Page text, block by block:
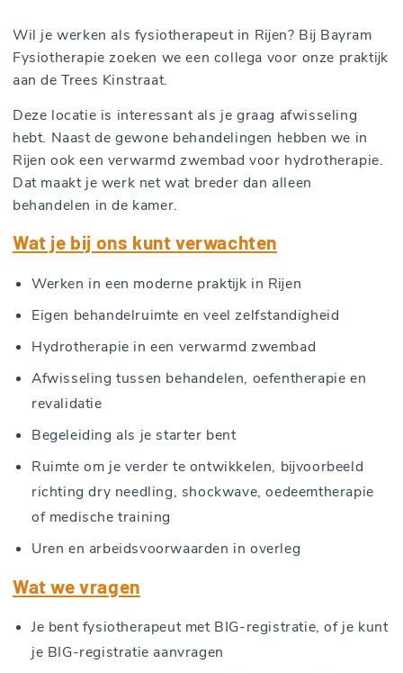
Wil je werken als fysiotherapeut in Rijen? Bij Bayram
Fysiotherapie zoeken we een collega voor onze praktijk
aan de Trees Kinstraat.
Deze locatie is interessant als je graag afwisseling
hebt. Naast de gewone behandelingen hebben we in
Rijen ook een verwarmd zwembad voor hydrotherapie.
Dat maakt je werk net wat breder dan alleen
behandelen in de kamer.
Wat je bij ons kunt verwachten
Werken in een moderne praktijk in Rijen
Eigen behandelruimte en veel zelfstandigheid
Hydrotherapie in een verwarmd zwembad
Afwisseling tussen behandelen, oefentherapie en
revalidatie
Begeleiding als je starter bent
Ruimte om je verder te ontwikkelen, bijvoorbeeld
richting dry needling, shockwave, oedeemtherapie
of medische training
Uren en arbeidsvoorwaarden in overleg
Wat we vragen
Je bent fysiotherapeut met BIG-registratie, of je kunt
je BIG-registratie aanvragen